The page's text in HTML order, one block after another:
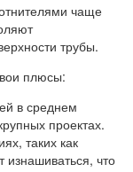
чаще
трубы.
плюсы:
в среднем
проектах.
таких как
изнашиваться, что